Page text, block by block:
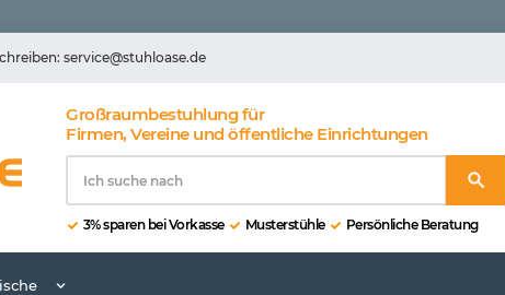
service@stuhloase.de
Großraumbestuhlung für
Firmen, Vereine und öffentliche Einrichtungen
3% sparen bei Vorkasse Musterstühle Persönliche Beratung